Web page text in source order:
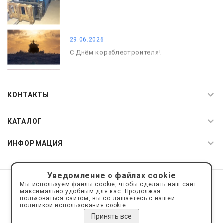
29.06.2026
С Днём кораблестроителя!
КОНТАКТЫ
КАТАЛОГ
ИНФОРМАЦИЯ
© 2019—2026 Интернет пространство АкваРос
sale@a-ros.ru
Политика конфиденциальности
Политика обработки персональных данных
Уведомление о файлах cookie
Мы используем файлы cookie, чтобы сделать наш сайт
максимально удобным для вас. Продолжая
пользоваться сайтом, вы соглашаетесь с нашей
политикой использования cookie.
Принять все